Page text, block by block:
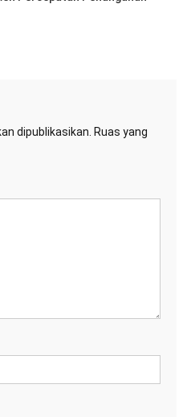
dipublikasikan. Ruas yang